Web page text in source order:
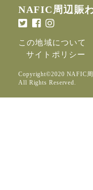
NAFIC周辺賑
この地域について
サイトポリシー
Copyright©︎2020 NAFIC
All Rights Reserved.